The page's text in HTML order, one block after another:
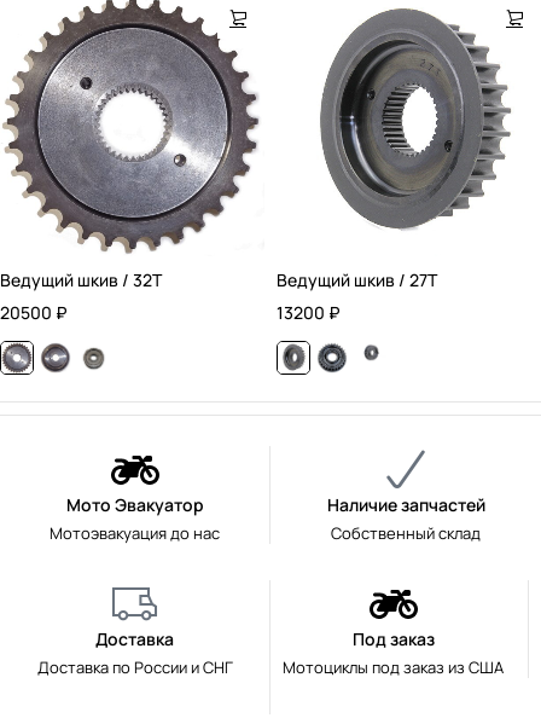
Ведущий шкив / 32T
20500 ₽
Ведущий шкив / 27T
13200 ₽
Мото Эвакуатор
Мотоэвакуация до нас
Наличие запчастей
Собственный склад
Доставка
Доставка по России и СНГ
Под заказ
Мотоциклы под заказ из США